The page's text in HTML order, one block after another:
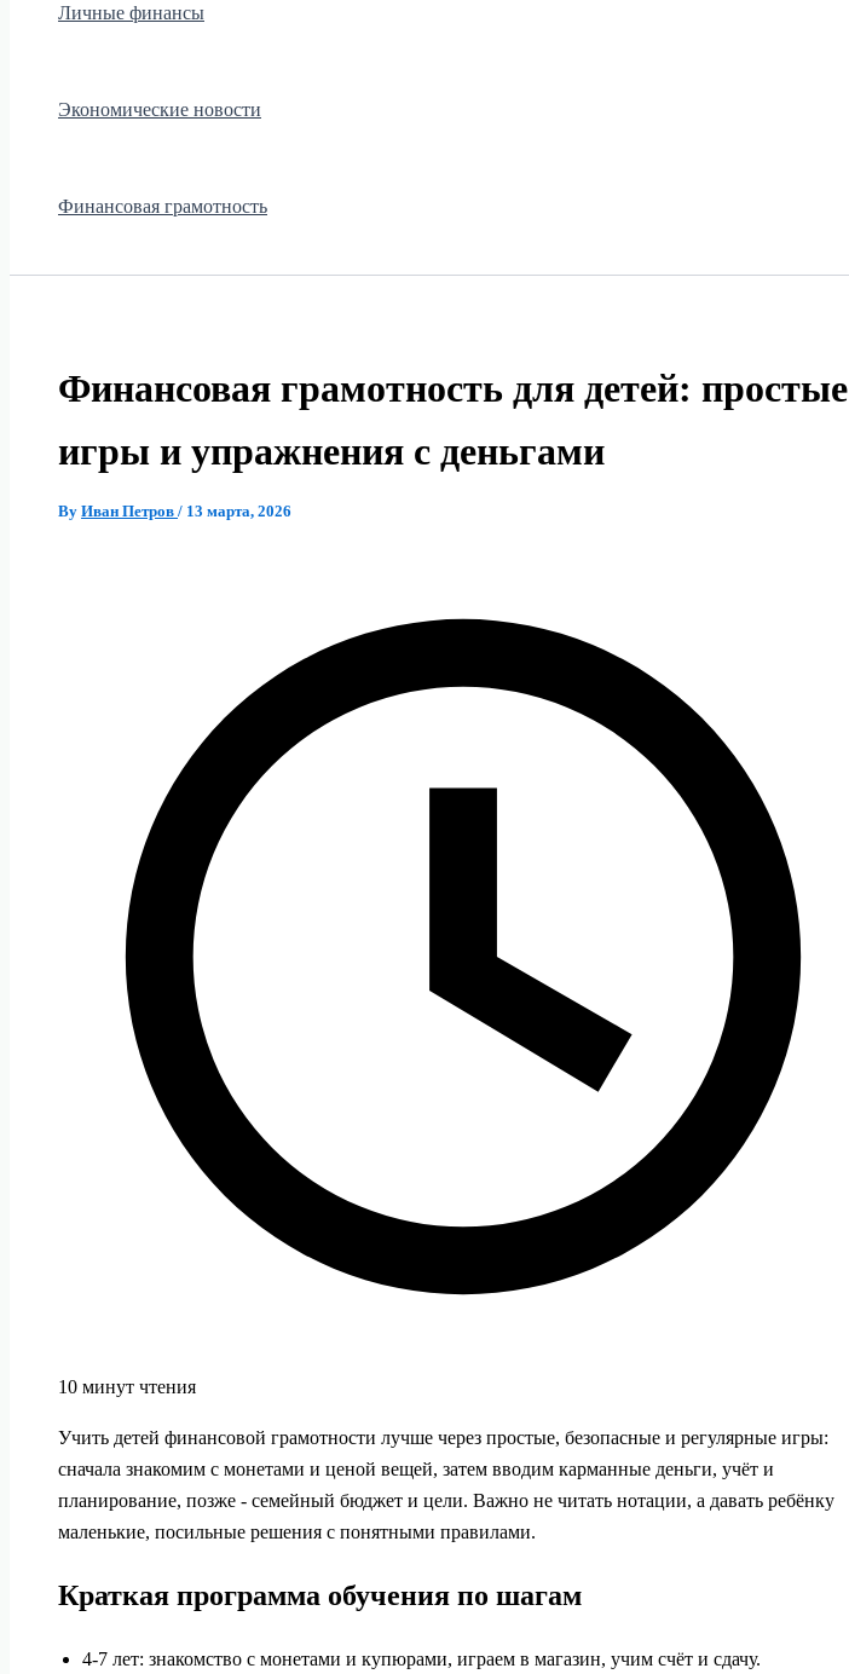
Личные финансы
Экономические новости
Финансовая грамотность
Финансовая грамотность для детей: простые
игры и упражнения с деньгами
By Иван Петров / 13 марта, 2026
10 минут чтения
Учить детей финансовой грамотности лучше через простые, безопасные и регулярные игры:
сначала знакомим с монетами и ценой вещей, затем вводим карманные деньги, учёт и
планирование, позже - семейный бюджет и цели. Важно не читать нотации, а давать ребёнку
маленькие, посильные решения с понятными правилами.
Краткая программа обучения по шагам
4-7 лет: знакомство с монетами и купюрами, играем в магазин, учим счёт и сдачу.